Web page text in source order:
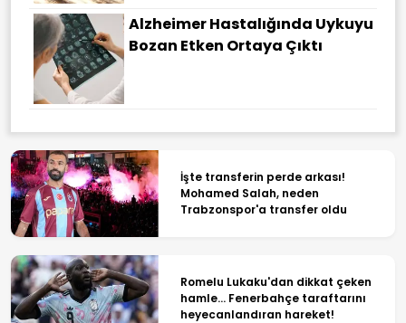
Alzheimer Hastalığında Uykuyu
Bozan Etken Ortaya Çıktı
İşte transferin perde arkası!
Mohamed Salah, neden
Trabzonspor'a transfer oldu
Romelu Lukaku'dan dikkat çeken
hamle... Fenerbahçe taraftarını
heyecanlandıran hareket!